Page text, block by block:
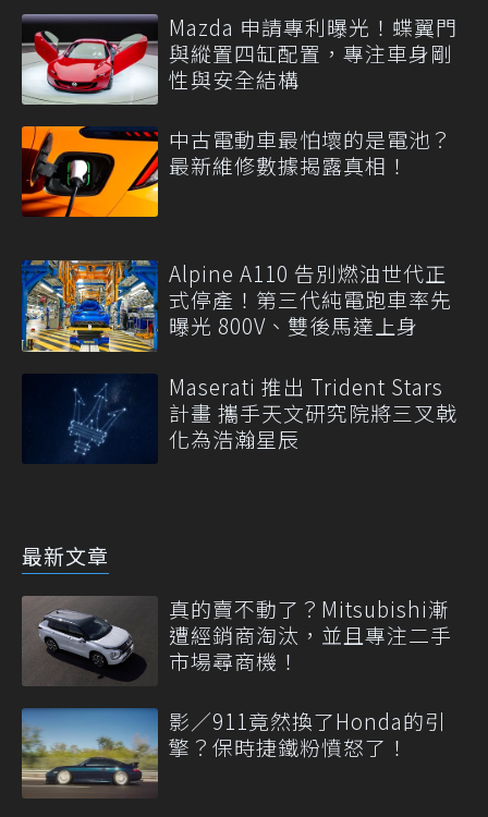
Mazda 申請專利曝光！蝶翼門
與縱置四缸配置，專注車身剛
性與安全結構
中古電動車最怕壞的是電池？
最新維修數據揭露真相！
Alpine A110 告別燃油世代正
式停產！第三代純電跑車率先
曝光 800V、雙後馬達上身
Maserati 推出 Trident Stars
計畫 攜手天文研究院將三叉戟
化為浩瀚星辰
最新文章
真的賣不動了？Mitsubishi漸
遭經銷商淘汰，並且專注二手
市場尋商機！
影／911竟然換了Honda的引
擎？保時捷鐵粉憤怒了！